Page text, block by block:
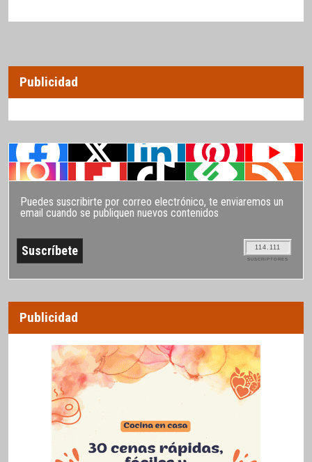
Publicidad
Puedes suscribirte por correo electrónico, te enviaremos un
email cuando se publiquen nuevos contenidos
114.111
SUSCRIPTORES
Publicidad